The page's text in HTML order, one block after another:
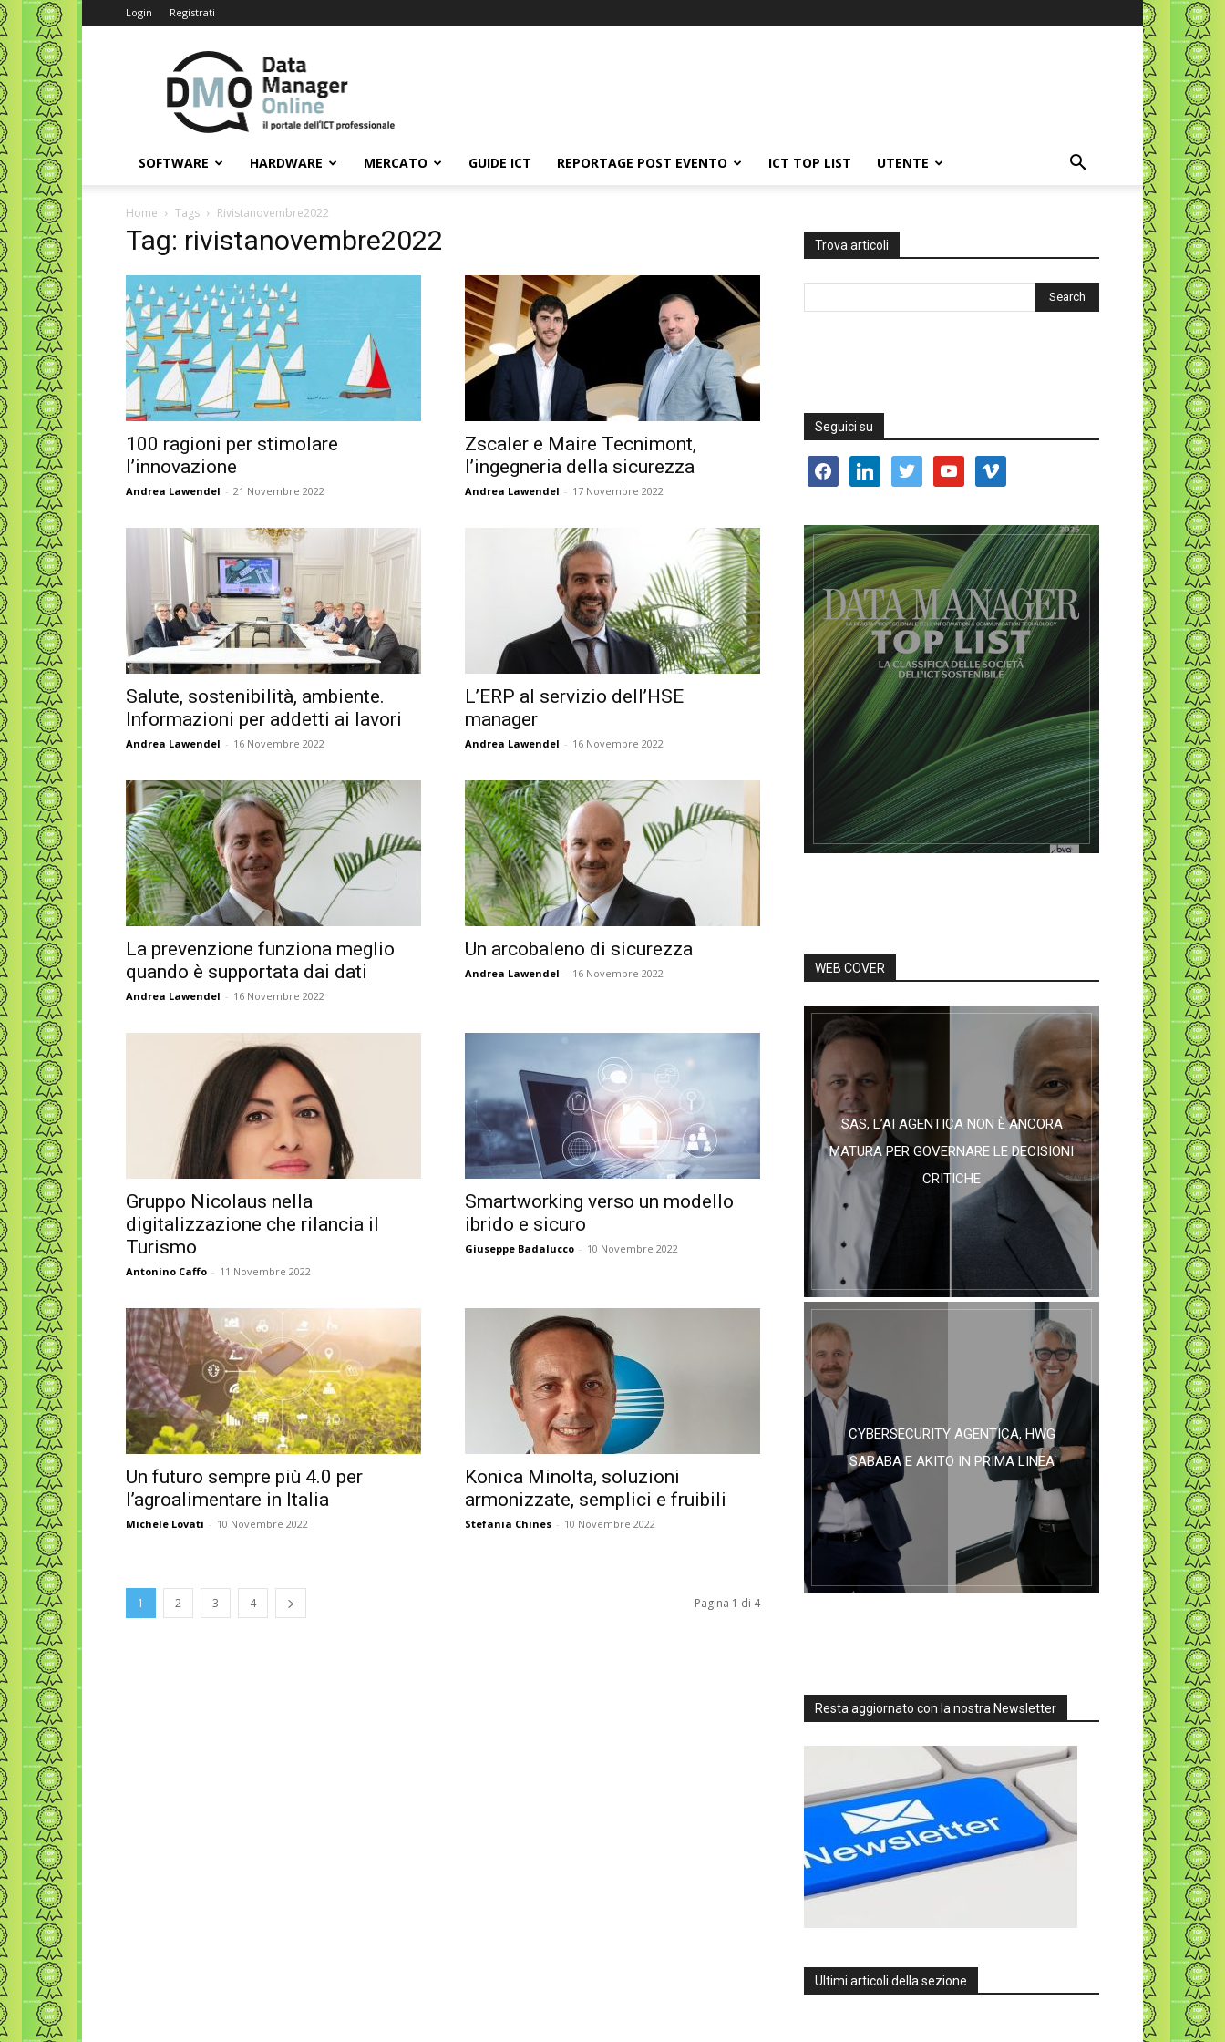
Login Registrati
Data
Manager
Online
SOFTWARE HARDWARE MERCATO GUIDE ICT REPORTAGE POST EVENTO ICT TOP LIST UTENTE
Home Tags Rivistanovembre2022
Tag: rivistanovembre2022
100 ragioni per stimolare
l’innovazione
Andrea Lawendel - 21 Novembre 2022
Zscaler e Maire Tecnimont,
l’ingegneria della sicurezza
Andrea Lawendel - 17 Novembre 2022
Salute, sostenibilità, ambiente.
Informazioni per addetti ai lavori
Andrea Lawendel - 16 Novembre 2022
L’ERP al servizio dell’HSE
manager
Andrea Lawendel - 16 Novembre 2022
La prevenzione funziona meglio
quando è supportata dai dati
Andrea Lawendel - 16 Novembre 2022
Un arcobaleno di sicurezza
Andrea Lawendel - 16 Novembre 2022
Gruppo Nicolaus nella
digitalizzazione che rilancia il
Turismo
Antonino Caffo - 11 Novembre 2022
Smartworking verso un modello
ibrido e sicuro
Giuseppe Badalucco - 10 Novembre 2022
Un futuro sempre più 4.0 per
l’agroalimentare in Italia
Michele Lovati - 10 Novembre 2022
Konica Minolta, soluzioni
armonizzate, semplici e fruibili
Stefania Chines - 10 Novembre 2022
1 2 3 4 Pagina 1 di 4
Trova articoli
Seguici su
facebooklinkedin twitter youtube vimeo
WEB COVER
SAS, L’AI AGENTICA NON È ANCORA
MATURA PER GOVERNARE LE DECISIONI
CRITICHE
CYBERSECURITY AGENTICA, HWG
SABABA E AKITO IN PRIMA LINEA
Resta aggiornato con la nostra Newsletter
Ultimi articoli della sezione